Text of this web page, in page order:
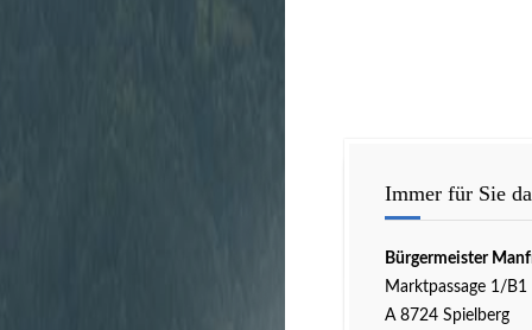
Immer für Sie
Bürgermeister
Marktpassage 1/B1
A 8724 Spielberg